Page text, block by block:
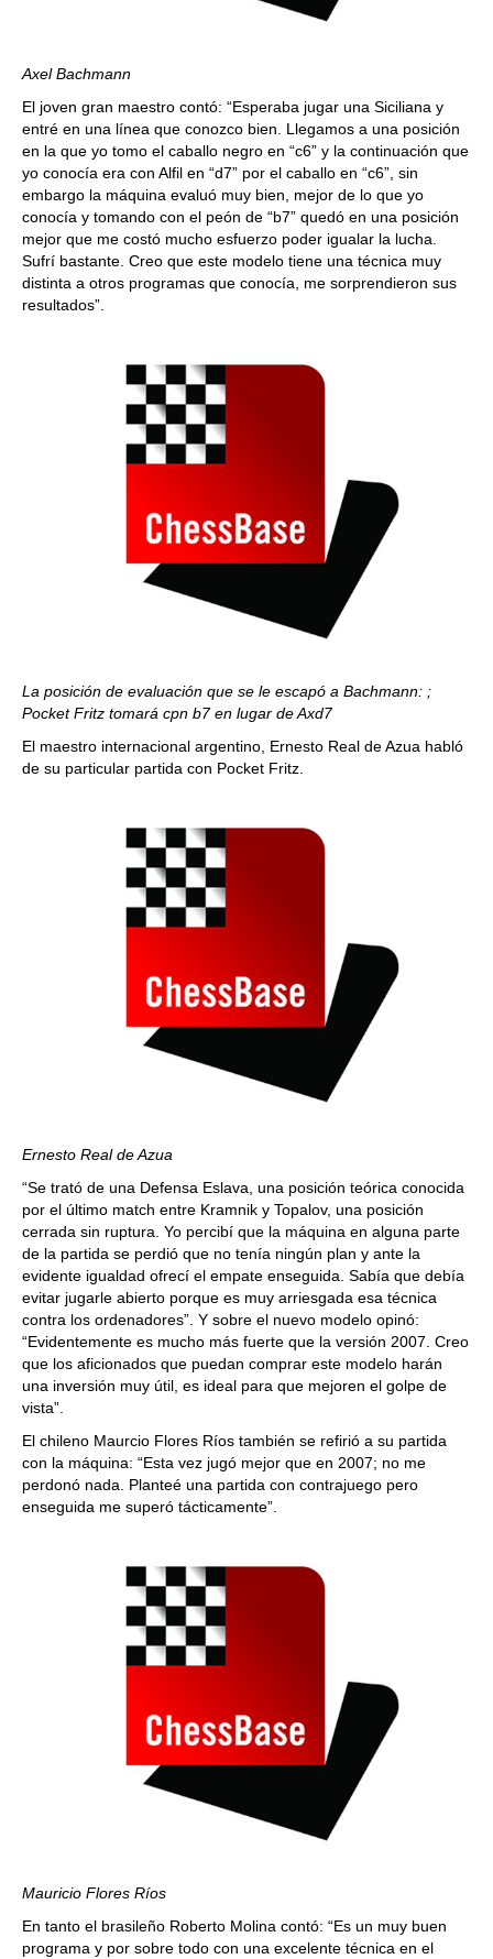
Axel Bachmann
El joven gran maestro contó: “Esperaba jugar una Siciliana y
entré en una línea que conozco bien. Llegamos a una posición
en la que yo tomo el caballo negro en “c6” y la continuación que
yo conocía era con Alfil en “d7” por el caballo en “c6”, sin
embargo la máquina evaluó muy bien, mejor de lo que yo
conocía y tomando con el peón de “b7” quedó en una posición
mejor que me costó mucho esfuerzo poder igualar la lucha.
Sufrí bastante. Creo que este modelo tiene una técnica muy
distinta a otros programas que conocía, me sorprendieron sus
resultados”.
La posición de evaluación que se le escapó a Bachmann: ;
Pocket Fritz tomará cpn b7 en lugar de Axd7
El maestro internacional argentino, Ernesto Real de Azua habló
de su particular partida con Pocket Fritz.
Ernesto Real de Azua
“Se trató de una Defensa Eslava, una posición teórica conocida
por el último match entre Kramnik y Topalov, una posición
cerrada sin ruptura. Yo percibí que la máquina en alguna parte
de la partida se perdió que no tenía ningún plan y ante la
evidente igualdad ofrecí el empate enseguida. Sabía que debía
evitar jugarle abierto porque es muy arriesgada esa técnica
contra los ordenadores”. Y sobre el nuevo modelo opinó:
“Evidentemente es mucho más fuerte que la versión 2007. Creo
que los aficionados que puedan comprar este modelo harán
una inversión muy útil, es ideal para que mejoren el golpe de
vista”.
El chileno Maurcio Flores Ríos también se refirió a su partida
con la máquina: “Esta vez jugó mejor que en 2007; no me
perdonó nada. Planteé una partida con contrajuego pero
enseguida me superó tácticamente”.
Mauricio Flores Ríos
En tanto el brasileño Roberto Molina contó: “Es un muy buen
programa y por sobre todo con una excelente técnica en el